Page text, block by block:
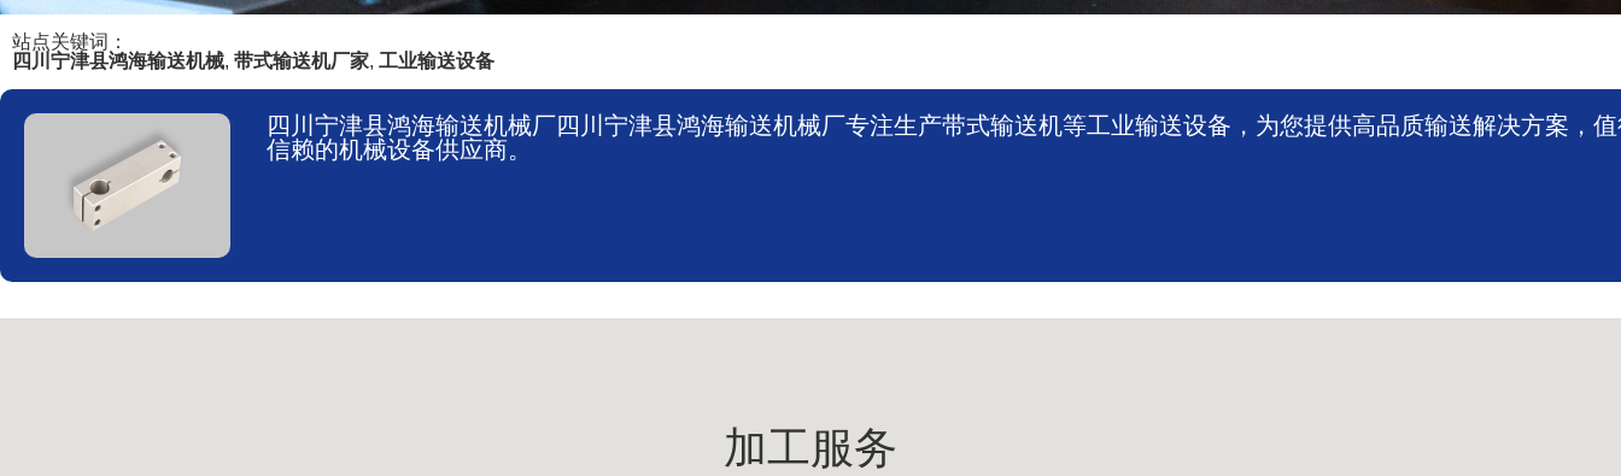
站点关键词：
四川宁津县鸿海输送机械, 带式输送机厂家, 工业输送设备
四川宁津县鸿海输送机械厂四川宁津县鸿海输送机械厂专注生产带式输送机等工业输送设备，为您提供高品质输送解决方案，
信赖的机械设备供应商。
加工服务